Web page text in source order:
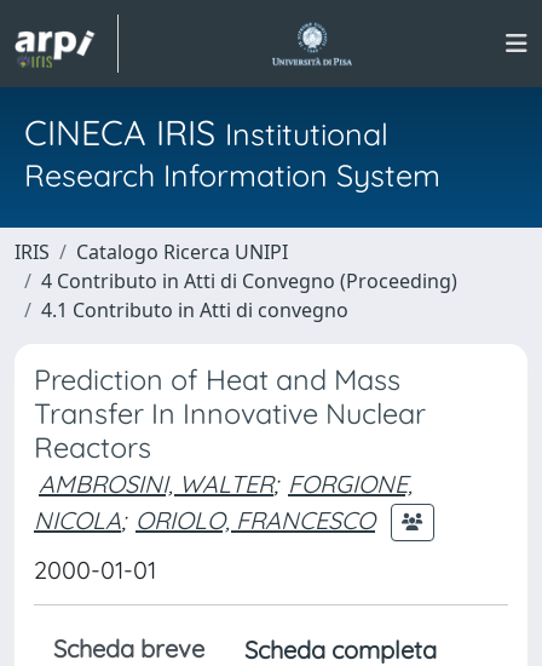
CINECA IRIS Institutional
Research Information System
IRIS
Catalogo Ricerca UNIPI
4 Contributo in Atti di Convegno (Proceeding)
4.1 Contributo in Atti di convegno
Prediction of Heat and Mass
Transfer In Innovative Nuclear
Reactors
AMBROSINI, WALTER; FORGIONE,
NICOLA; ORIOLO, FRANCESCO
2000-01-01
Scheda breve
Scheda completa